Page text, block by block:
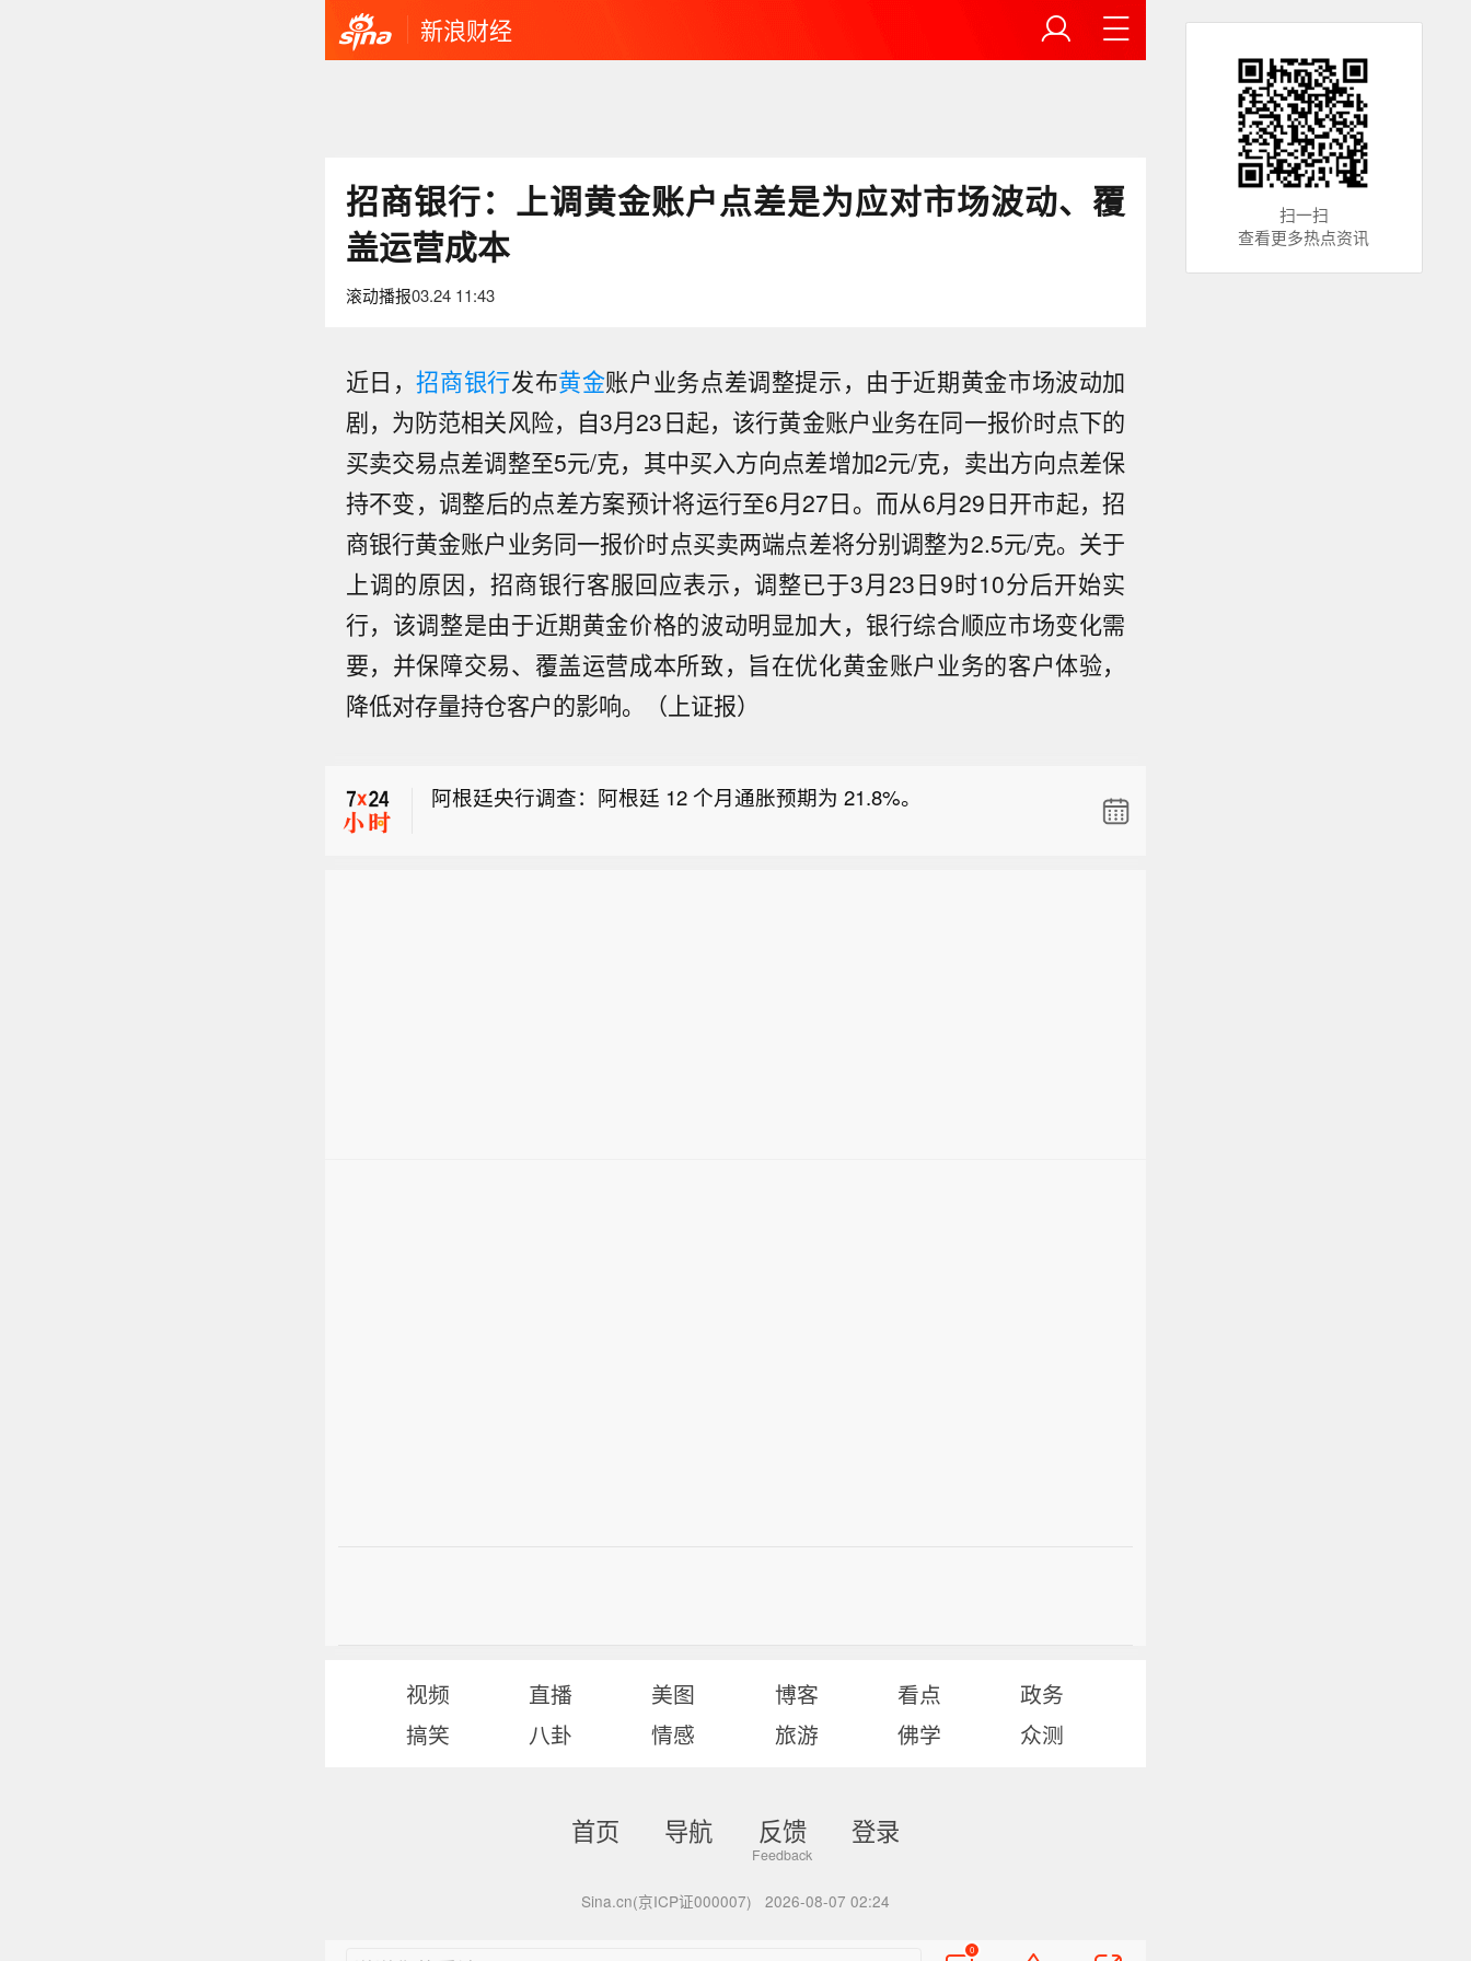
新浪财经
招商银行：上调黄金账户点差是为应对市场波动、覆
盖运营成本
滚动播报03.24 11:43
近日，招商银行发布黄金账户业务点差调整提示，由于近期黄金市场波动加
剧，为防范相关风险，自3月23日起，该行黄金账户业务在同一报价时点下的
买卖交易点差调整至5元/克，其中买入方向点差增加2元/克，卖出方向点差保
持不变，调整后的点差方案预计将运行至6月27日。而从6月29日开市起，招
商银行黄金账户业务同一报价时点买卖两端点差将分别调整为2.5元/克。关于
上调的原因，招商银行客服回应表示，调整已于3月23日9时10分后开始实
行，该调整是由于近期黄金价格的波动明显加大，银行综合顺应市场变化需
要，并保障交易、覆盖运营成本所致，旨在优化黄金账户业务的客户体验，
降低对存量持仓客户的影响。（上证报）
阿根廷央行市场预期调查显示，预计该国2026年末国内生产总值增速
为2.7%，较此前预测下调0.4个百分点。
阿根廷央行调查：阿根廷 12 个月通胀预期为 21.8%。
视频 直播 美图 博客 看点
政务
搞笑
八卦 情感 旅游 佛学 众测
首页 导航 反馈 登录
Sina.cn(京ICP证000007) 2026-08-07 02:24
0
扫一扫
查看更多热点资讯